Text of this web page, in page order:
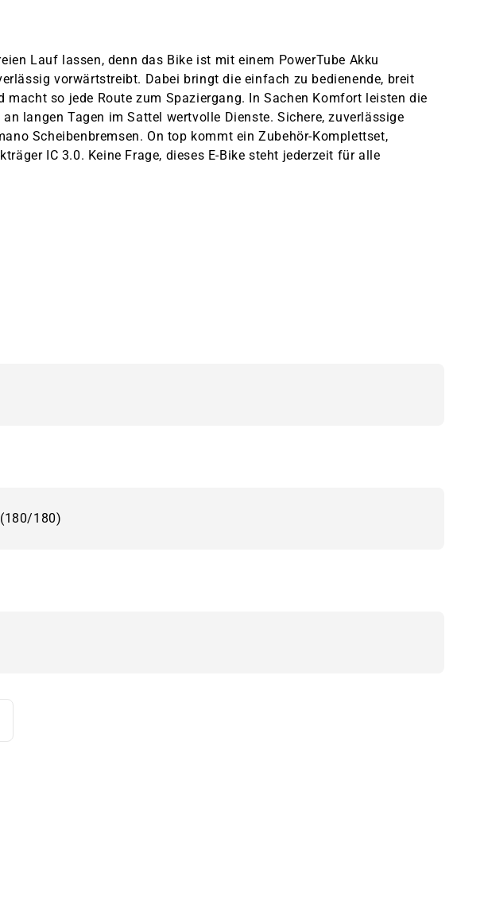
Lauf lassen, denn das Bike ist mit einem PowerTube Akku
vorwärtstreibt. Dabei bringt die einfach zu bedienende, breit
so jede Route zum Spaziergang. In Sachen Komfort leisten die
langen Tagen im Sattel wertvolle Dienste. Sichere, zuverlässige
Scheibenbremsen. On top kommt ein Zubehör-Komplettset,
IC 3.0. Keine Frage, dieses E-Bike steht jederzeit für alle
180)